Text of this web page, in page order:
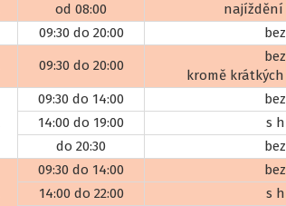
od 08:00
najíždění
09:30 do 20:00
09:30 do 20:00
kromě
09:30 do 14:00
14:00 do 19:00
s
do 20:30
09:30 do 14:00
14:00 do 22:00
s